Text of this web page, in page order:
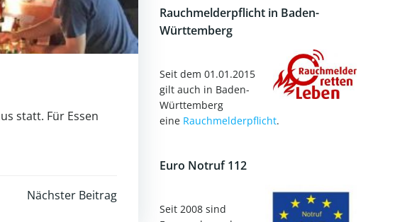
statt. Für Essen
Nächster Beitrag
Rauchmelderpflicht in Baden-
Württemberg
Seit dem 01.01.2015
gilt auch in Baden-
Württemberg
eine Rauchmelderpflicht.
Euro Notruf 112
Seit 2008 sind